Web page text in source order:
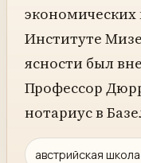
экономических
Институте
ясности был
Профессор
нотариус в
австрийская